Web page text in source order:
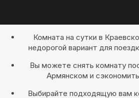
Комната на сутки в
недорогой вариант для
Вы можете снять комнату
Армянском и
Выбирайте подходящую вам